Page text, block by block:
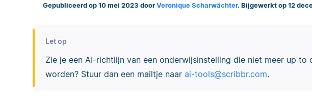
Gepubliceerd op 10 mei 2023 door Veronique Scharwächter. Bijgewerkt op 12
Let op
Zie je een AI-richtlijn van een onderwijsinstelling die niet meer up to
worden? Stuur dan een mailtje naar ai-tools@scribbr.com.